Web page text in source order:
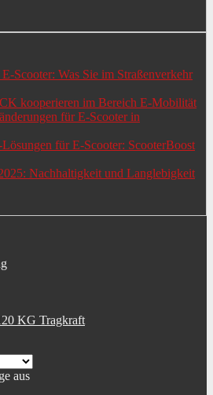
Scooter: Was Sie im Straßenverkehr
kooperieren im Bereich E-Mobilität
für E-Scooter in
für E-Scooter: ScooterBoost
Nachhaltigkeit und Langlebigkeit
KG Tragkraft
aus